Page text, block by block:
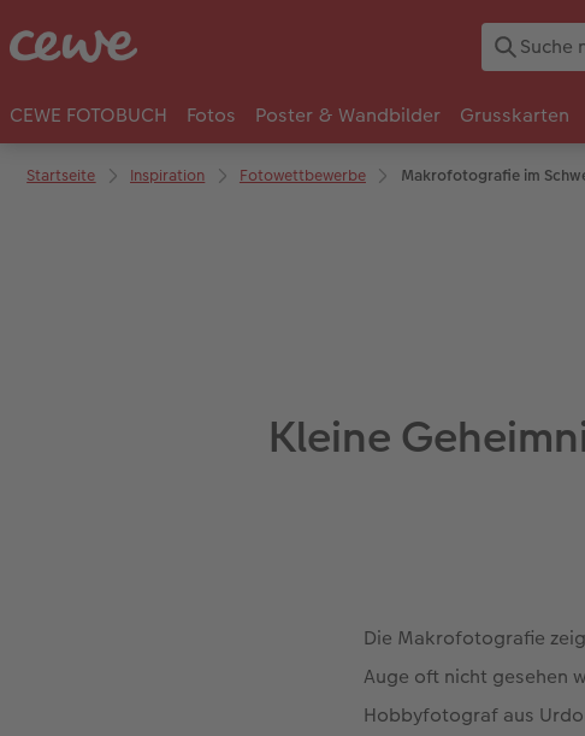
CEWE FOTOBUCH Fotos Poster & Wandbilder Grusskarten
Startseite Inspiration Fotowettbewerbe Makrofotografie im
Kleine
Die Makrofotografie
Auge oft nicht gesehen
Hobbyfotograf aus